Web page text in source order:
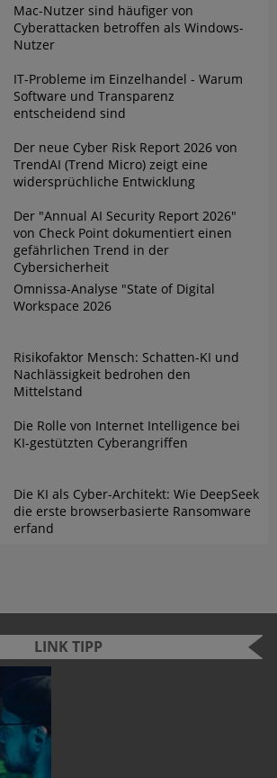
Mac-Nutzer sind häufiger von
Cyberattacken betroffen als Windows-
Nutzer
IT-Probleme im Einzelhandel - Warum
Software und Transparenz
entscheidend sind
Der neue Cyber Risk Report 2026 von
TrendAI (Trend Micro) zeigt eine
widersprüchliche Entwicklung
Der "Annual AI Security Report 2026"
von Check Point dokumentiert einen
gefährlichen Trend in der
Cybersicherheit
Omnissa-Analyse "State of Digital
Workspace 2026
Risikofaktor Mensch: Schatten-KI und
Nachlässigkeit bedrohen den
Mittelstand
Die Rolle von Internet Intelligence bei
KI-gestützten Cyberangriffen
Die KI als Cyber-Architekt: Wie DeepSeek
die erste browserbasierte Ransomware
erfand
LINK TIPP